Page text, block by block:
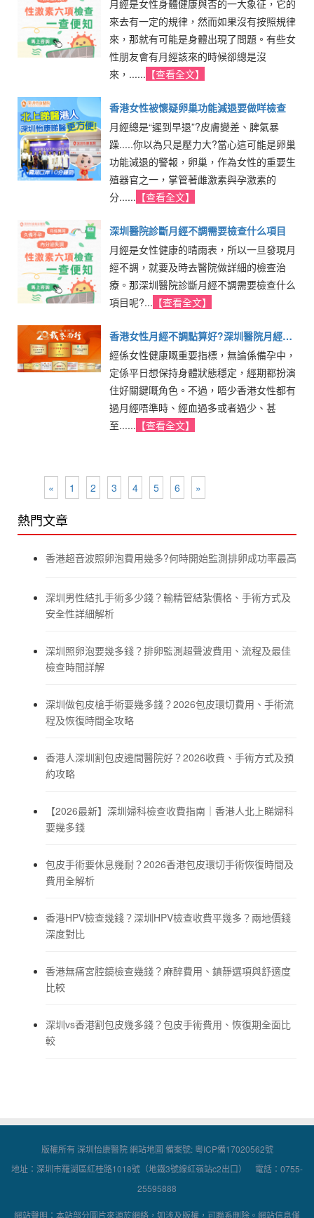
常見原因與檢查方法
月經是女性身體健康與否的一大象征，它的
來去有一定的規律，然而如果沒有按照規律
來，那就有可能是身體出現了問題。有些女
性朋友會有月經該來的時候卻總是沒
來，...... 【查看全文】
香港女性被懷疑卵巢功能減退要做咩檢查
月經總是“遲到早退”?皮膚變差、脾氣暴
躁.....你以為只是壓力大?當心這可能是卵巢
功能減退的警報，卵巢，作為女性的重要生
殖器官之一，掌管著雌激素與孕激素的
分...... 【查看全文】
深圳醫院診斷月經不調需要檢查什么項目
月經是女性健康的晴雨表，所以一旦發現月
經不調，就要及時去醫院做詳細的檢查治
療。那深圳醫院診斷月經不調需要檢查什么
項目呢?... 【查看全文】
香港女性月經不調點算好?深圳醫院月經不
調治療方法
經係女性健康嘅重要指標，無論係備孕中，
定係平日想保持身體狀態穩定，經期都扮演
住好關鍵嘅角色。不過，唔少香港女性都有
過月經唔準時、經血過多或者過少、甚
至...... 【查看全文】
« 1 2 3 4 5 6 »
熱門文章
香港超音波照卵泡費用幾多?何時開始監測排卵成功率最高
深圳男性結扎手術多少錢？輸精管結紮價格、手術方式及
安全性詳細解析
深圳照卵泡要幾多錢？排卵監測超聲波費用、流程及最佳
檢查時間詳解
深圳做包皮槍手術要幾多錢？2026包皮環切費用、手術流
程及恢復時間全攻略
香港人深圳割包皮邊間醫院好？2026收費、手術方式及預
約攻略
【2026最新】深圳婦科檢查收費指南｜香港人北上睇婦科
要幾多錢
包皮手術要休息幾耐？2026香港包皮環切手術恢復時間及
費用全解析
香港HPV檢查幾錢？深圳HPV檢查收費平幾多？兩地價錢
深度對比
香港無痛宮腔鏡檢查幾錢？麻醉費用、鎮靜選項與舒適度
比較
深圳vs香港割包皮幾多錢？包皮手術費用、恢復期全面比
較
版權所有 深圳怡康醫院網站地圖 備案號:粵ICP備17020562號
地址：深圳市羅湖區紅桂路1018號（地鐵3號線紅嶺站c2出口） 電話：0755-
25595888
網站聲明：本站部分圖片來源於網絡，如涉及版權，可聯系刪除。網站信息僅